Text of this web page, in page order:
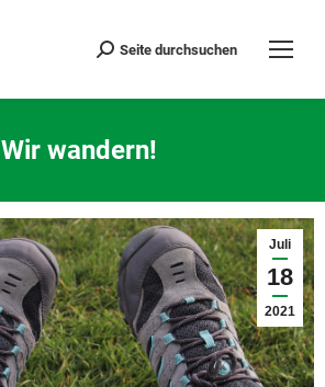
Search:
Seite durchsuchen
Wir wandern!
Juli
18
2021